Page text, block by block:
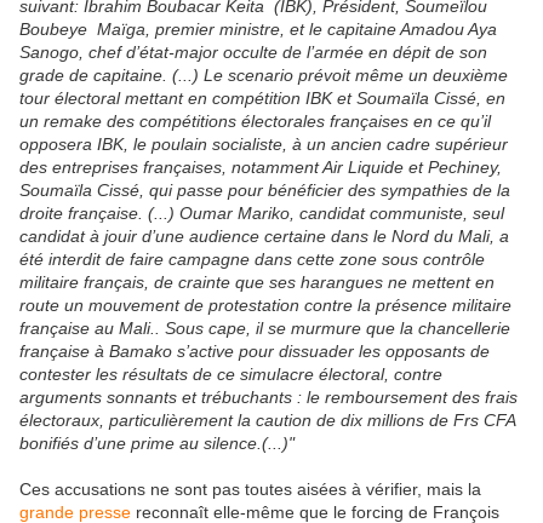
suivant: Ibrahim Boubacar Keita (IBK), Président, Soumeïlou
Boubeye Maïga, premier ministre, et le capitaine Amadou Aya
Sanogo, chef d’état-major occulte de l’armée en dépit de son
grade de capitaine. (...) Le scenario prévoit même un deuxième
tour électoral mettant en compétition IBK et Soumaïla Cissé, en
un remake des compétitions électorales françaises en ce qu’il
opposera IBK, le poulain socialiste, à un ancien cadre supérieur
des entreprises françaises, notamment Air Liquide et Pechiney,
Soumaïla Cissé, qui passe pour bénéficier des sympathies de la
droite française. (...) Oumar Mariko, candidat communiste, seul
candidat à jouir d’une audience certaine dans le Nord du Mali, a
été interdit de faire campagne dans cette zone sous contrôle
militaire français, de crainte que ses harangues ne mettent en
route un mouvement de protestation contre la présence militaire
française au Mali.. Sous cape, il se murmure que la chancellerie
française à Bamako s’active pour dissuader les opposants de
contester les résultats de ce simulacre électoral, contre
arguments sonnants et trébuchants : le remboursement des frais
électoraux, particulièrement la caution de dix millions de Frs CFA
bonifiés d’une prime au silence.(...)"
Ces accusations ne sont pas toutes aisées à vérifier, mais la
grande presse reconnaît elle-même que le forcing de François